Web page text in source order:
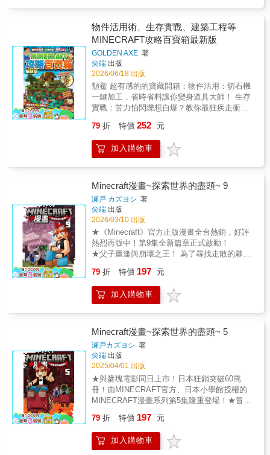
宛如身歷其境！ 《Minecraft 官方漫畫》第
愛冒險、喜歡麥塊的你，一起踏上這場高潮迭
起的旅程吧！
驗的冒險旅程。據說，這個世界是由神祕的
「幻影支配者」所創造的巨大幻境，唯有張大
你的眼睛、發揮極致的觀察力，找出隱藏在各
個場景中的相異之處，才能破除幻象、成功救
回艾莉克斯！#本書特色與全新進化相較於前
作，本書在關卡設計、劇情張力與麥塊元素上
皆進行了全方位的「腦力再進化」：• 全新主線
劇情與宿敵登場： 前作是以「從強大盲目伏守
者手中逃脫」為主題；本次則轉為「尋找失蹤
的艾莉克斯」的大型搜救冒險！隨著關卡深
——「幻影支配者」幻術師的詭計，展開一場
逆轉世界的終極決戰！• 收錄更多全新實機生物
與生態域： 配合遊戲版本更新，本書加入了更
砂漠中雙人騎乘的「駱駝」、友善的「悅
靈」，更新增了「平原的巨大殭屍」、「廢礦
坑都市與謎之石像」、「珊瑚城的迷宮」等極
具視覺震撼的麥塊職人頂級建築場景。• 關卡難
度與豐富度徹底強化： 書中不僅包含極具挑戰
性的精緻對照大找碴，每個關卡更額外附帶
「找找看！」的神祕隱藏 mob 追蹤任務。更特
Minecraft大迷宮潛能激發版》 連動問題，帶來
雙倍的解謎成就感！• 核心能力三向提升： 全
書透過精心設計的立體方塊錯視、光影變幻與
強化與激發！
物件活用術、生存實戰、建築工程等
MINECRAFT攻略百寶箱最新版
GOLDEN AXE 著
尖端 出版
2026/06/18 出版
頽鲎 超有感的的寶藏開箱：物件活用：切石機
一鍵加工，省時省料讓你變身道具大師！ 生存
實戰：苦力怕閃爍想自爆？教你最狂疾走衝刺
程：夢幻獨棟住宅地基到屋頂全圖解，連自動
門、時尚凸窗都蓋得像建築大師！ 最新版速
報：全新地底「硫磺洞窟」大解密，神奇白色
開、功力絕對大幅飆升的究極百寶箱！頽鳘 書
籍特色概論想要在《Minecraft》的世界裡從菜
鳥一躍變身全能神人嗎？這本精心打造的年度
頂級大作，就是為全機種玩家量身打造的究極
攻略百寶箱！本書將一整座方塊大陸的求生秘
密通通打包，從物件的極致活用、驚險的生存
搏鬥，到鬼沸神功的建築工程，全部採用百分
之百實機圖解！不論你玩的是電腦 Java 版還是
攜帶方便的基岩版，只要翻開這個寶箱，你就
換骨的驚人成長！頽黠️ 三大板塊＆最新版核心
寶藏大公開！頼龒 道具功能最大化：物件活用
術之切石機大師想要在建築時大量運用浮雕石
磚、半磚或階梯，卻被繁複的工作台配方搞到
頭大嗎？本書教你徹底靈活活用「切石機」，
只要放入特定石頭，就能一鍵選擇並加工成各
種變種方塊。不僅操作更直覺、省去背配方的
痛苦，部分方塊甚至比工作台合成更節省素
材，是將物件價值發揮到極致的必備技巧！ ⚔️
全機種弱肉強食：生存實戰之盾牌舉盾完美防
禦夜晚來臨或深挖洞窟時，面對神出鬼沒的殭
屍與骷髏，單靠近戰揮劍是不夠的。實戰篇教
你如何以極少量的木材與鐵錠在初期就將「盾
牌」做出來，並詳細拆解 Java 版與基岩版截然
不同的舉盾操作手法。掌握盾牌正面 180 度的
79 折 特價 252 元
加入購物車
Minecraft漫畫~探索世界的盡頭~ 9
瀬戸 カズヨシ 著
尖端 出版
2026/03/10 出版
★《Minecraft》官方正版漫畫全台熱銷，好評
熱烈再版中！第9集全新篇章正式啟動！
★父子重逢與崩壞之王！ 為了尋找走散的夥
敵！ 承襲日式熱血冒險風格，本系列結合
《Minecraft》遊戲元素與動人劇情，自上市以
來深受玩家與讀者喜愛。第9集中，雖然打倒了
骷髏戰鬥，更驚訝地發現昔日的戰友竟然變成
了村長？ 然而，真正的威脅悄然逼近——
企圖改變整個世界的危險組織現身，其首領
「崩壞之王」阿比斯持有能毀滅秩序的「王之
模組」。在記憶被奪走、夥伴被迫分離的絕望
邊緣，尼可終於見到了那個人……！【第9集亮
點】新區域地景呈現： 守護最後一棵櫻花樹！
細膩描繪美不勝收的櫻花生物群落！災厄模組
之謎： 沉睡於遺跡中的邪惡力量被喚醒，世界
昔日戰友涅比再次相遇，背後卻隱藏著奪回記
憶的艱難抉擇。傳奇人物登場： 在最大的危機
79 折 特價 197 元
加入購物車
Minecraft漫畫~探索世界的盡頭~ 5
瀬戸カズヨシ 著
尖端 出版
2025/04/01 出版
★與麥塊電影同日上市！日本狂銷突破60萬
冊！由MINECRAFT官方、日本小學館授權的
MINECRAFT漫畫系列第5集隆重登場！ ★冒險
織，讓人欲罷不能！ 本作是一部結合
MINECRAFT遊戲特色與日式熱血冒險的絕佳
漫畫。主角「尼克」與冷靜理智的前人類「格
79 折 特價 197 元
加入購物車